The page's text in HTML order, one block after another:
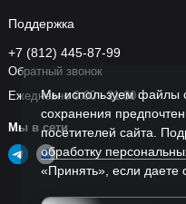
Мы используем файлы
сохранения
посетителей сайта.
обработку
«Принять», если даете
Поддержка
+7 (812) 445-87-99
Обратный звонок
Ежедневно 9:00 - 21:00
Мы в сети